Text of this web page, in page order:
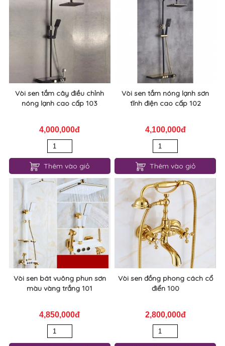
Vòi sen tắm cây điều chỉnh
nóng lạnh cao cấp 103
4,000,000đ
Thêm vào giỏ
Vòi sen tắm nóng lạnh sơn
tĩnh điện cao cấp 102
4,100,000đ
Thêm vào giỏ
Vòi sen bát vuông phun sơn
màu vàng trắng 101
4,850,000đ
Vòi sen đồng phong cách cổ
điển 100
2,800,000đ